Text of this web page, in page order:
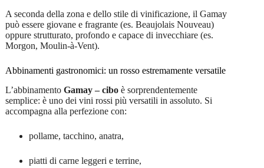
A seconda della zona e dello stile di vinificazione, il Gamay
può essere giovane e fragrante (es. Beaujolais Nouveau)
oppure strutturato, profondo e capace di invecchiare (es.
Morgon, Moulin-à-Vent).
Abbinamenti gastronomici: un rosso estremamente versatile
L’abbinamento Gamay – ciboè sorprendentemente
semplice: è uno dei vini rossi più versatili in assoluto. Si
accompagna alla perfezione con:
pollame, tacchino, anatra,
piatti di carne leggeri e terrine,